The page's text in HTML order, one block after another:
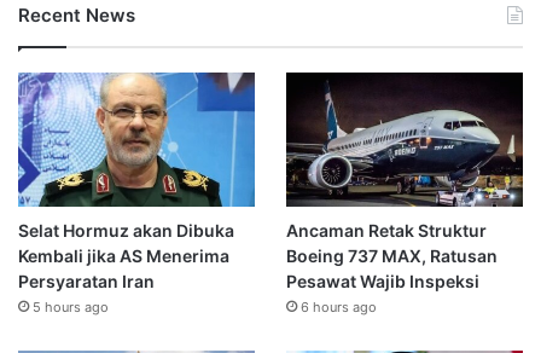
Recent News
Selat Hormuz akan Dibuka
Kembali jika AS Menerima
Persyaratan Iran
5 hours ago
Ancaman Retak Struktur
Boeing 737 MAX, Ratusan
Pesawat Wajib Inspeksi
6 hours ago